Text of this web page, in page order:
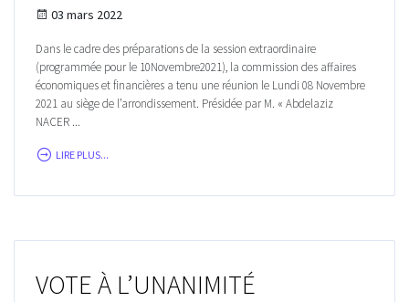
03 mars 2022
Dans le cadre des préparations de la session extraordinaire
(programmée pour le 10Novembre2021), la commission des affaires
économiques et financières a tenu une réunion le Lundi 08 Novembre
2021 au siège de l’arrondissement. Présidée par M. « Abdelaziz
NACER ...
LIRE PLUS...
VOTE À L’UNANIMITÉ